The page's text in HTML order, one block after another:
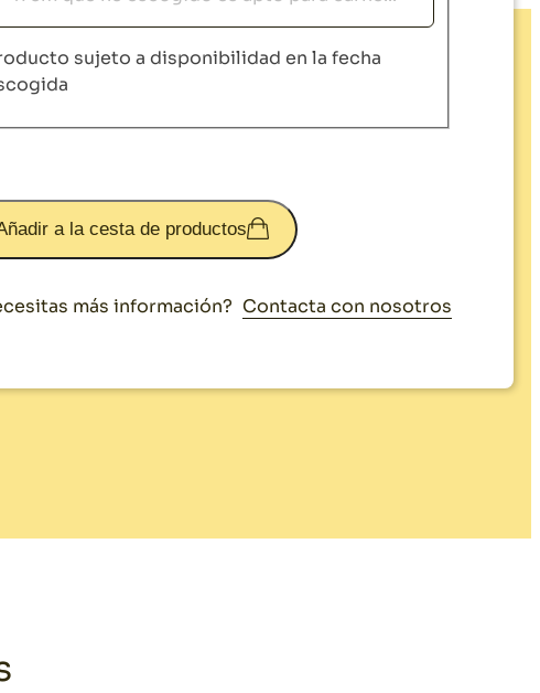
sujeto a disponibilidad en la fecha
a la cesta de productos
más información? Contacta con nosotros